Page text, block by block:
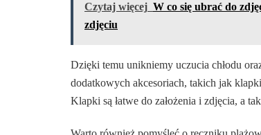
Czytaj więcej W co się ubrać do
zdjęciu
Dzięki temu unikniemy uczucia chłodu
dodatkowych akcesoriach, takich jak
Klapki są łatwe do założenia i zdjęcia, a